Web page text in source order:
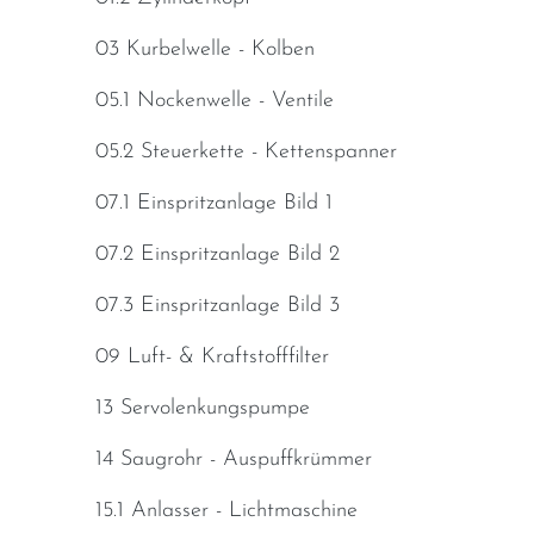
03 Kurbelwelle - Kolben
05.1 Nockenwelle - Ventile
05.2 Steuerkette - Kettenspanner
07.1 Einspritzanlage Bild 1
07.2 Einspritzanlage Bild 2
07.3 Einspritzanlage Bild 3
09 Luft- & Kraftstofffilter
13 Servolenkungspumpe
14 Saugrohr - Auspuffkrümmer
15.1 Anlasser - Lichtmaschine